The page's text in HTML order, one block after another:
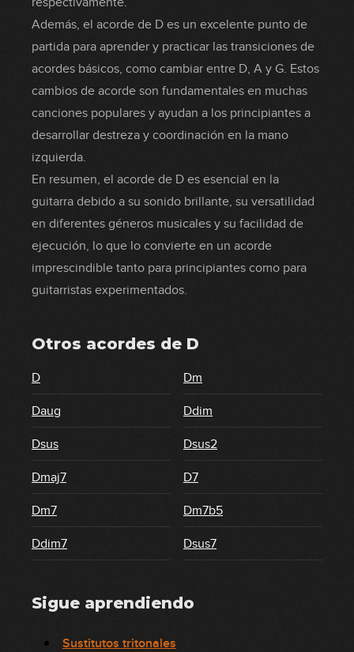
Además, el acorde de D es un excelente punto de
partida para aprender y practicar las transiciones de
acordes básicos, como cambiar entre D, A y G. Estos
cambios de acorde son fundamentales en muchas
canciones populares y ayudan a los principiantes a
desarrollar destreza y coordinación en la mano
izquierda.
En resumen, el acorde de D es esencial en la
guitarra debido a su sonido brillante, su versatilidad
en diferentes géneros musicales y su facilidad de
ejecución, lo que lo convierte en un acorde
imprescindible tanto para principiantes como para
guitarristas experimentados.
Otros acordes de D
D Dm
Daug Ddim
Dsus Dsus2
Dmaj7 D7
Dm7 Dm7b5
Ddim7 Dsus7
Sigue aprendiendo
Sustitutos tritonales